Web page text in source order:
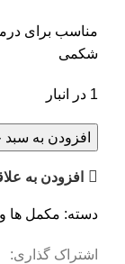
مناسب برای
شکمی
1 در انبار
افزودن به سبد
افزودن به
دسته: مکمل ها و
اشتراک گذاری: